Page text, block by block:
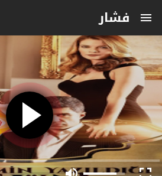
فشار